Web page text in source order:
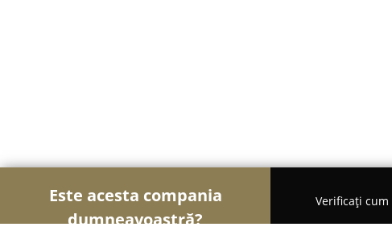
Este acesta compania
dumneavoastră?
Verificați